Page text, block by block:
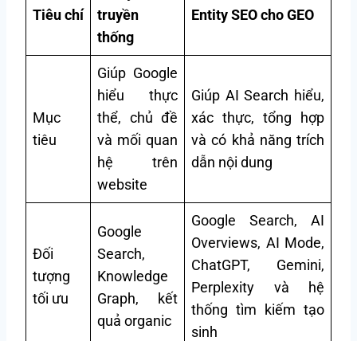
Tiêu chí
truyền
thống
Entity SEO cho GEO
Mục
tiêu
Giúp Google
hiểu thực
thể, chủ đề
và mối quan
hệ trên
website
Giúp AI Search hiểu,
xác thực, tổng hợp
và có khả năng trích
dẫn nội dung
Đối
tượng
tối ưu
Google
Search,
Knowledge
Graph, kết
quả organic
Google Search, AI
Overviews, AI Mode,
ChatGPT, Gemini,
Perplexity và hệ
thống tìm kiếm tạo
sinh